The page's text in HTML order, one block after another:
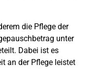
die Pflege der
unter
Dabei ist es
an der Pflege leistet